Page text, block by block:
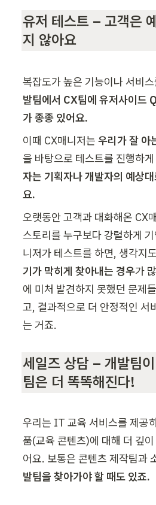
유저 테스트 – 고객은
지 않아요
복잡도가 높은 기능이나 서비
발팀에서 CX팀에 유저사이드
가 종종 있어요.
이때 CX매니저는 우리가 잘 아
을 바탕으로 테스트를 진행하
자는 기획자나 개발자의 예상
요.
오랫동안 고객과 대화해온 CX
스토리를 누구보다 강렬하게
니저가 테스트를 하면, 생각지
기가 막히게 찾아내는 경우가
에 미처 발견하지 못했던 문제
고, 결과적으로 더 안정적인 서
는 거죠.
세일즈 상담 – 개발팀
팀은 더 똑똑해진다!
우리는 IT 교육 서비스를 제공
품(교육 콘텐츠)에 대해 더 깊
어요. 보통은 콘텐츠 제작팀과
발팀을 찾아가야 할 때도 있죠.